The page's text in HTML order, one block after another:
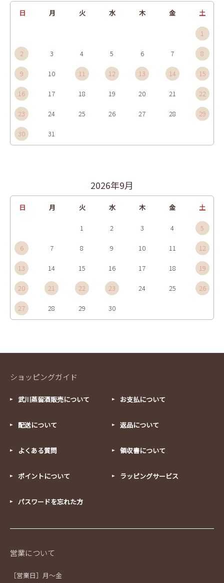
日 月 火 水 木 金 土
1
2 3 4 5 6 7 8
9 10 11 12 13 14 15
16 17 18 19 20 21 22
23 24 25 26 27 28 29
30 31
2026年9月
日 月 火 水 木 金 土
1 2 3 4 5
6 7 8 9 10 11 12
13 14 15 16 17 18 19
20 21 22 23 24 25 26
27 28 29 30
ショッピングガイド
武川蒸留酒販売について お支払について
配送について 返品について
よくある質問 領収書について
ポイントについて ラッピングサービス
パスワードを忘れた方
営業について
［営業日］月～金